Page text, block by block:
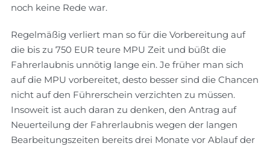
noch keine Rede war.
Regelmäßig verliert man so für die Vorbereitung auf
die bis zu 750 EUR teure MPU Zeit und büßt die
Fahrerlaubnis unnötig lange ein. Je früher man sich
auf die MPU vorbereitet, desto besser sind die Chancen
nicht auf den Führerschein verzichten zu müssen.
Insoweit ist auch daran zu denken, den Antrag auf
Neuerteilung der Fahrerlaubnis wegen der langen
Bearbeitungszeiten bereits drei Monate vor Ablauf der